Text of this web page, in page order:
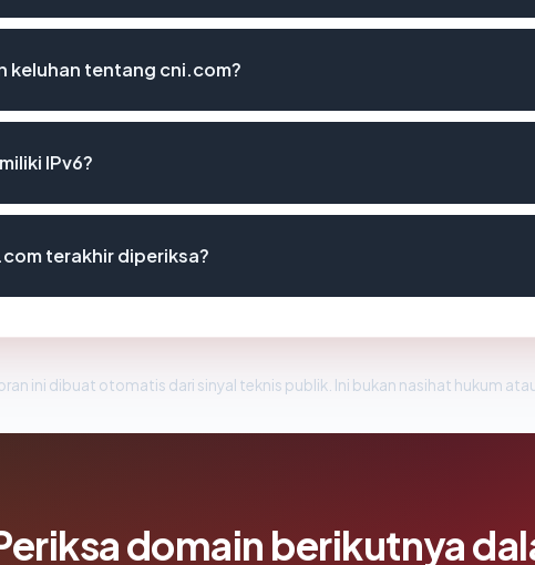
keluhan tentang cni.com?
IPv6?
terakhir diperiksa?
ini dibuat otomatis dari sinyal teknis publik. Ini bukan nasihat hukum
domain berikutnya